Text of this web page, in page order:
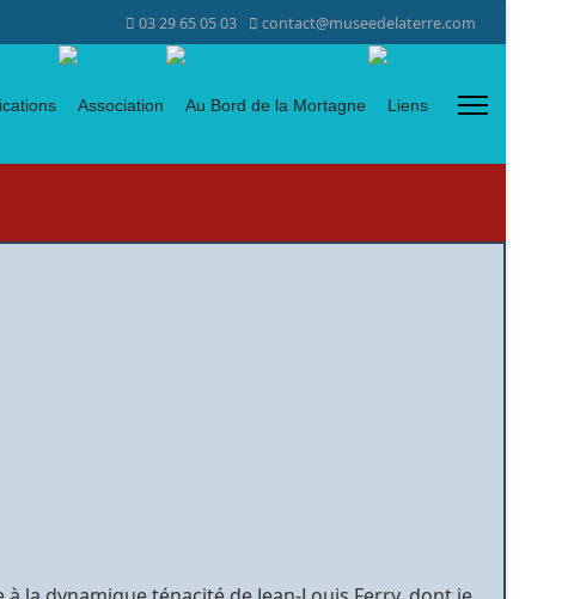
03 29 65 05 03 contact@museedelaterre.com